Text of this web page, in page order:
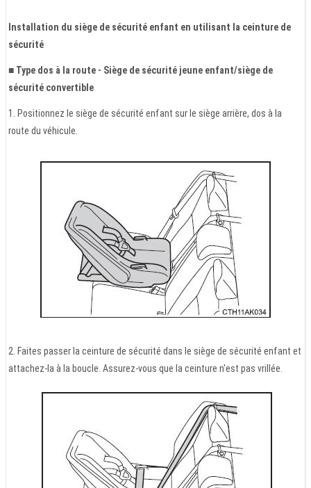
Installation du siège de sécurité enfant en utilisant la ceinture de
sécurité
■ Type dos à la route - Siège de sécurité jeune enfant/siège de
sécurité convertible
1. Positionnez le siège de sécurité enfant sur le siège arrière, dos à la
route du véhicule.
2. Faites passer la ceinture de sécurité dans le siège de sécurité enfant et
attachez-la à la boucle. Assurez-vous que la ceinture n'est pas vrillée.